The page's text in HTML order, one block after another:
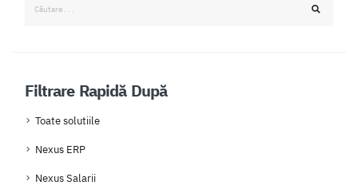
Filtrare Rapidă După
Toate solutiile
Nexus ERP
Nexus Salarii